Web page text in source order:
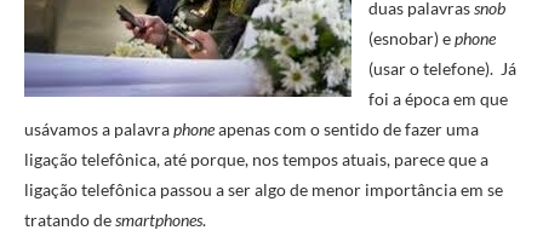
duas palavrassnob
(esnobar) ephone
(usar o telefone). Já
foi a época em que
usávamos a palavraphoneapenas com o sentido de fazer uma
ligação telefônica, até porque, nos tempos atuais, parece que a
ligação telefônica passou a ser algo de menor importância em se
tratando desmartphones.